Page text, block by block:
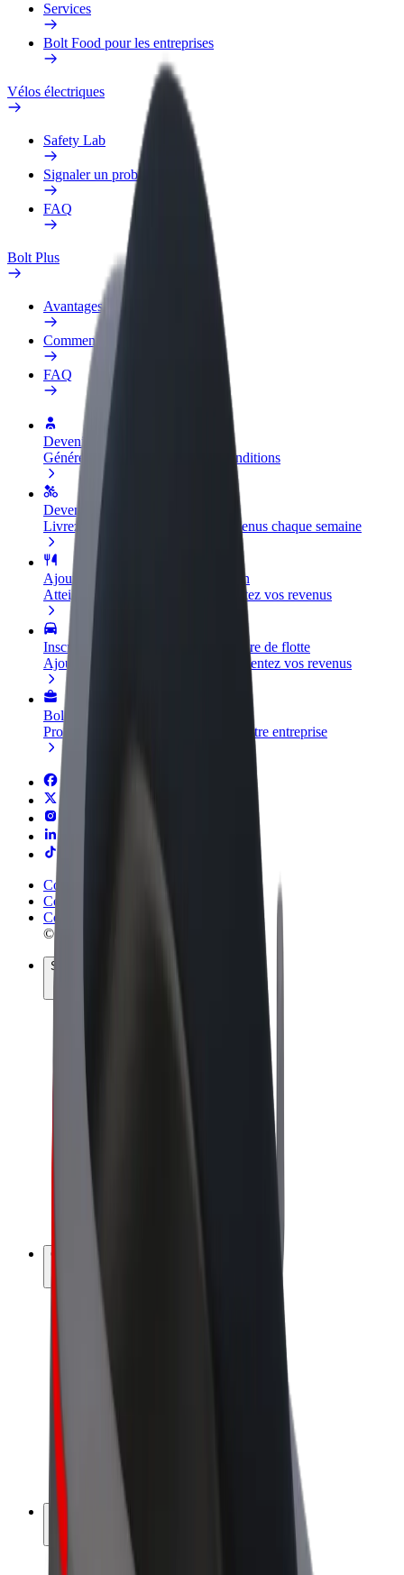
Services
Bolt Food pour les entreprises
Vélos électriques
Safety Lab
Signaler un problème
FAQ
Bolt Plus
Avantages
Comment s'inscrire
FAQ
Devenir partenaire chauffeur
Générez des revenus selon vos conditions
Devenir livreur
Livrez des repas et générez des revenus chaque semaine
Ajouter un restaurant ou un magasin
Atteignez plus de clients et augmentez vos revenus
Inscrivez-vous en tant que propriétaire de flotte
Ajoutez votre flotte sur Bolt et augmentez vos revenus
Bolt for Business
Produits et services Bolt adaptés à votre entreprise
Conditions générales
Confidentialité
Cookies
© 2026 Bolt Technology OÜ
Services
Bolt Market
Bolt Food
Bolt Drive
Bolt for Business
Générez des revenus avec Bolt
Livreur
Revenus du livreur
Franchise